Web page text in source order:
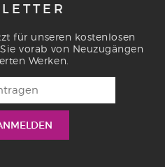
für unseren kostenlosen
vorab von Neuzugängen
Werken.